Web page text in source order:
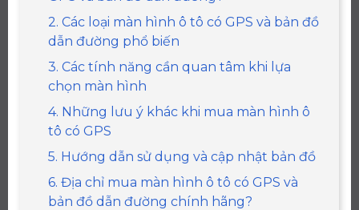
2. Các loại màn hình ô tô có GPS và bản đồ
dẫn đường phổ biến
3. Các tính năng cần quan tâm khi lựa
chọn màn hình
4. Những lưu ý khác khi mua màn hình ô
tô có GPS
5. Hướng dẫn sử dụng và cập nhật bản đồ
6. Địa chỉ mua màn hình ô tô có GPS và
bản đồ dẫn đường chính hãng?